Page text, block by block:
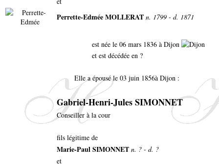
Perrette-Edmée MOLLERAT n. 1799 - d. 1871
est née le 06 mars 1836 à Dijon
et est décédée en ?
Elle a épousé le 03 juin 1856à Dijon :
Gabriel-Henri-Jules SIMONNET
Conseiller à la cour
fils légitime de
Marie-Paul SIMONNET n. ? - d. ?
et